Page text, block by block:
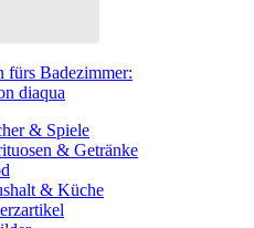
fürs Badezimmer:
diaqua
& Spiele
& Getränke
& Küche